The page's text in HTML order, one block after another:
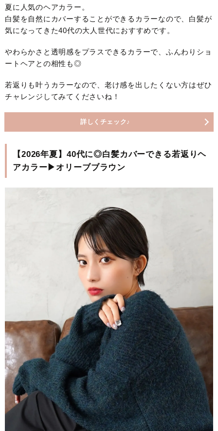
夏に人気のヘアカラー。
白髪を自然にカバーすることができるカラーなので、白髪が
気になってきた40代の大人世代におすすめです。
やわらかさと透明感をプラスできるカラーで、ふんわりショ
ートヘアとの相性も◎
若返りも叶うカラーなので、老け感を出したくない方はぜひ
チャレンジしてみてくださいね！
詳しくチェック♪
【2026年夏】40代に◎白髪カバーできる若返りヘ
アカラー▶オリーブブラウン